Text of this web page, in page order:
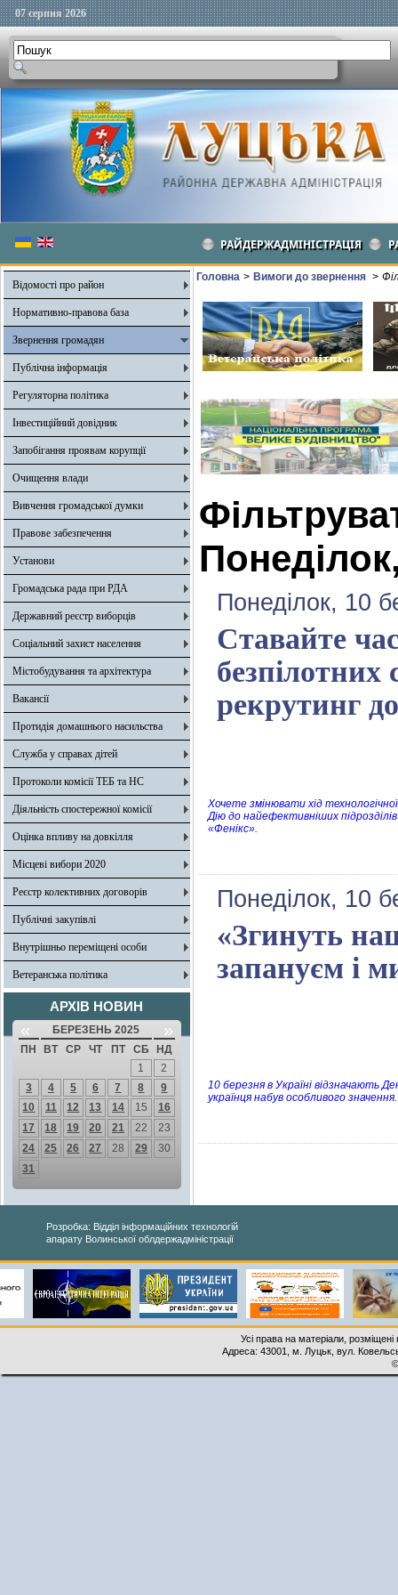
07 серпня 2026
РАЙДЕРЖАДМІНІСТРАЦІЯ
Відомості про район
Нормативно-правова база
Звернення громадян
Публічна інформація
Регуляторна політика
Інвестиційний довідник
Запобігання проявам корупції
Очищення влади
Вивчення громадської думки
Правове забезпечення
Установи
Громадська рада при РДА
Державний реєстр виборців
Соціальний захист населення
Містобудування та архітектура
Вакансії
Протидія домашнього насильства
Служба у справах дітей
Протоколи комісії ТЕБ та НС
Діяльність спостережної комісії
Оцінка впливу на довкілля
Місцеві вибори 2020
Реєстр колективних договорів
Публічні закупівлі
Внутрішньо переміщені особи
Ветеранська політика
АРХІВ НОВИН
« БЕРЕЗЕНЬ 2025 »
ПН ВТ СР ЧТ ПТ СБ
НД
1
2
3
4 5 6 7 8
9
10
11 12 13 14 15
16
17
18 19 20 21 22
23
24
25 26 27 28 29
30
31
Головна > Вимоги до звернення >
Понеділок, 10
Ставайте
рекрутинг
Хочете змінювати хід
Дію до найефективніших
«Фенікс».
Понеділок, 10
«Згинуть
запануєм і
10 березня в Україні відзначають
українця набув особливого
Розробка: Відділ інформаційних технологій
апарату Волинської облдержадміністрації
Усі права на матеріали,
Адреса: 43001, м. Луцьк, вул.